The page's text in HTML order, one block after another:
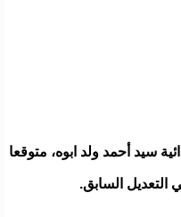
سيد أحمد ولد ابوه، متوقعا
التعديل السابق.